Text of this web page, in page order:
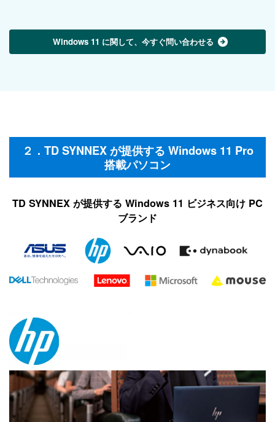
Windows 11 に関して、今すぐ問い合わせる
２．TD SYNNEX が提供する Windows 11 Pro
搭載パソコン
TD SYNNEX が提供する Windows 11 ビジネス向け PC
ブランド